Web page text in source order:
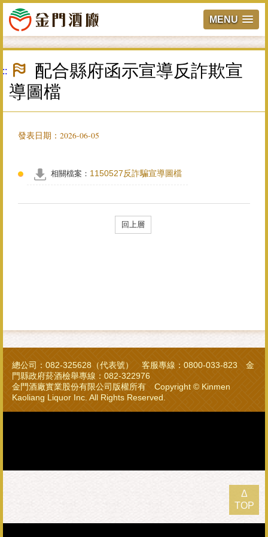
MENU
Δ
TOP
跳
主
:::
配合縣府函示宣導反詐欺宣
導圖檔
發表日期：2026-06-05
相關檔案： 1150527反詐騙宣導圖檔
回上層
總公司：082-325628（代表號） 客服專線：0800-033-823 金
門縣政府菸酒檢舉專線：082-322976
金門酒廠實業股份有限公司版權所有 Copyright © Kinmen
Kaoliang Liquor Inc. All Rights Reserved.